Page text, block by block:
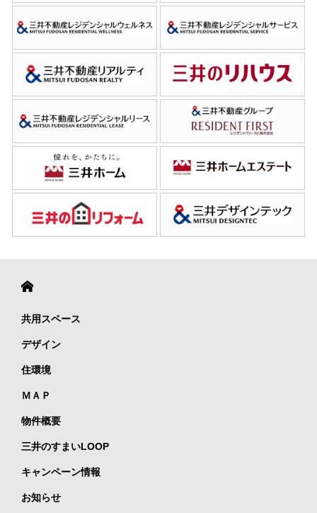
共用スペース
デザイン
住環境
ＭＡＰ
物件概要
三井のすまいLOOP
キャンペーン情報
お知らせ